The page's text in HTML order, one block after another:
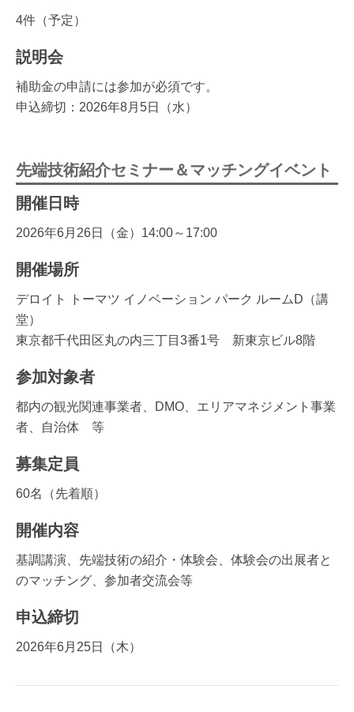
4件（予定）
説明会
補助金の申請には参加が必須です。
申込締切：2026年8月5日（水）
先端技術紹介セミナー＆マッチングイベント
開催日時
2026年6月26日（金）14:00～17:00
開催場所
デロイト トーマツ イノベーション パーク ルームD（講
堂）
東京都千代田区丸の内三丁目3番1号 新東京ビル8階
参加対象者
都内の観光関連事業者、DMO、エリアマネジメント事業
者、自治体 等
募集定員
60名（先着順）
開催内容
基調講演、先端技術の紹介・体験会、体験会の出展者と
のマッチング、参加者交流会等
申込締切
2026年6月25日（木）